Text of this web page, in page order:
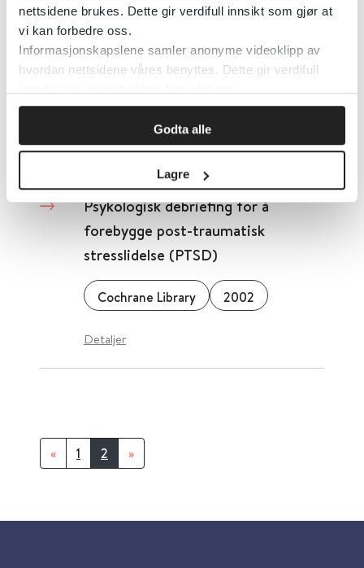
nettsidene brukes. Dette gir verdifull innsikt som gjør at
vi kan forbedre oss.
Informasjonskapslene samler anonyme videoklipp av
hvordan nettsidene våres benyttes. Dette gir verdifull
Godta alle
Lagre
Tidlige psykologiske tiltak i flere
sesjoner for å forebygge post-
traumatisk stresslidelse
Cochrane Library 2009
Detaljer
Psykologisk debriefing for å
forebygge post-traumatisk
stresslidelse (PTSD)
Cochrane Library 2002
Detaljer
« 1 2 »